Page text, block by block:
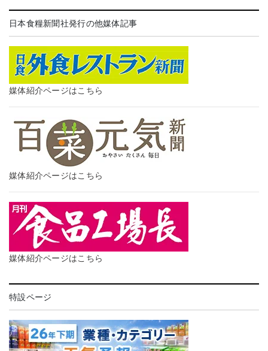
日本食糧新聞社発行の他媒体記事
媒体紹介ページはこちら
媒体紹介ページはこちら
媒体紹介ページはこちら
特設ページ